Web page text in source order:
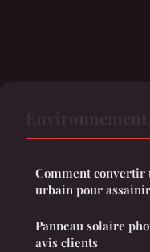
Comment convertir
urbain pour
Panneau solaire
avis clients